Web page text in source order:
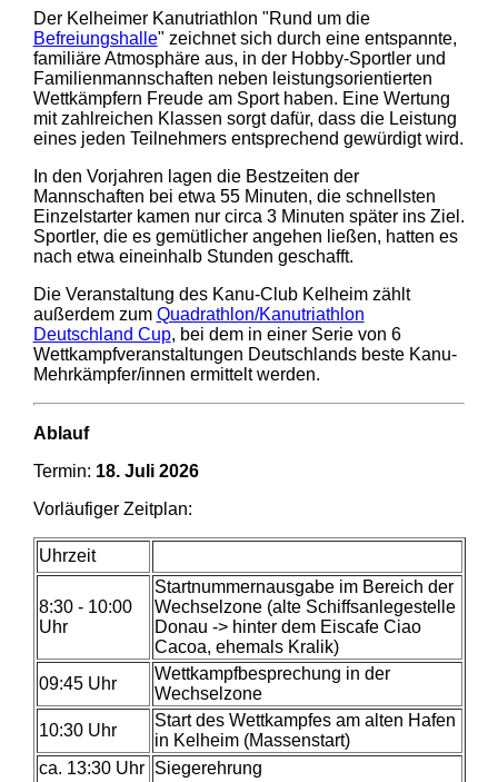
Der Kelheimer Kanutriathlon "Rund um die
Befreiungshalle" zeichnet sich durch eine entspannte,
familiäre Atmosphäre aus, in der Hobby-Sportler und
Familienmannschaften neben leistungsorientierten
Wettkämpfern Freude am Sport haben. Eine Wertung
mit zahlreichen Klassen sorgt dafür, dass die Leistung
eines jeden Teilnehmers entsprechend gewürdigt wird.
In den Vorjahren lagen die Bestzeiten der
Mannschaften bei etwa 55 Minuten, die schnellsten
Einzelstarter kamen nur circa 3 Minuten später ins Ziel.
Sportler, die es gemütlicher angehen ließen, hatten es
nach etwa eineinhalb Stunden geschafft.
Die Veranstaltung des Kanu-Club Kelheim zählt
außerdem zum Quadrathlon/Kanutriathlon
Deutschland Cup, bei dem in einer Serie von 6
Wettkampfveranstaltungen Deutschlands beste Kanu-
Mehrkämpfer/innen ermittelt werden.
Ablauf
Termin: 18. Juli 2026
Vorläufiger Zeitplan:
Uhrzeit
8:30 - 10:00
Uhr
Startnummernausgabe im Bereich der
Wechselzone (alte Schiffsanlegestelle
Donau -> hinter dem Eiscafe Ciao
Cacoa, ehemals Kralik)
09:45 Uhr
Wettkampfbesprechung in der
Wechselzone
10:30 Uhr
Start des Wettkampfes am alten Hafen
in Kelheim (Massenstart)
ca. 13:30 Uhr
Siegerehrung